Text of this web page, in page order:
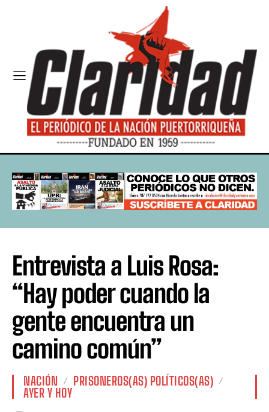
Entrevista a Luis Rosa:
“Hay poder cuando la
gente encuentra un
camino común”
NACIÓN
PRISONEROS(AS) POLÍTICOS(AS)
AYER Y HOY